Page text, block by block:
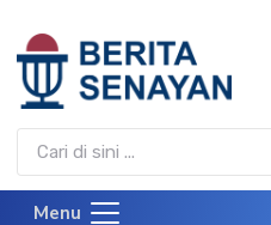
Menu